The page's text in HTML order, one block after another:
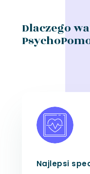
Dlaczego
Najlepsi